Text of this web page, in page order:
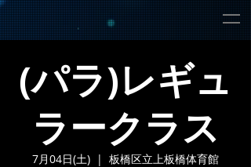
(パラ)レギュ
ラークラス
7月04日(土)
  |
板橋区立上板橋体育館